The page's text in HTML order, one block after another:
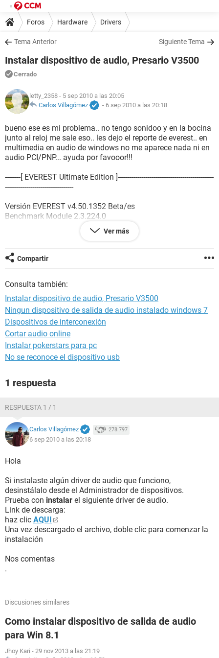
Foros Hardware Drivers
Tema Anterior Siguiente Tema
Instalar dispositivo de audio, Presario V3500
Cerrado
letty_2358 - 5 sep 2010 a las 20:05
Carlos Villagómez
- 6 sep 2010 a las 20:18
bueno ese es mi problema.. no tengo sonidoo y en la bocina
junto al reloj me sale eso.. les dejo el reporte de everest.. en
multimedia en audio de windows no me aparece nada ni en
audio PCI/PNP... ayuda por favooor!!!
--------[ EVEREST Ultimate Edition ]-------------------------------------------------
-----------------------------------
Versión EVEREST v4.50.1352 Beta/es
Benchmark Module 2.3.224.0
http://www.lavalys.com/
Tipo de informe Asistente de informes
Generador Administrador
Sistema operativo Microsoft Windows Vista Ultimate
Fecha 2010-09-05
Hora 10:35
--------[ Resumen ]------------------------------------------------------------------------------
-----------------------
Ordenador:
Tipo de ordenador Equipo basado en ACPI x86 (Mobile)
Service Pack del Sistema Operativo -
Nombre del sistema WIN-ATJKMPDUFPB
Nombre de usuario Administrador
Nombre de dominio WIN-ATJKMPDUFPB
Fecha / Hora 2010-09-05 / 10:35
Placa base:
200) 3600+
Nombre de la Placa Base Wistron 30D6
Chipset de la Placa Base nVIDIA nForce 7150M-630M, AMD
Hammer
Memoria del Sistema 960 MB (DDR2 SDRAM)
Tipo de BIOS Phoenix (09/13/07)
Tarjeta gráfica NVIDIA GeForce 7150M / nForce 630M (64
MB)
Acelerador 3D nVIDIA GeForce 7150M
Monitor LG Philips LP141WX3-TLB4 [14.1" LCD]
Almacenamiento:
Controlador IDE Controladora estándar PCI IDE de doble
canal
Ver más
Compartir
Consulta también:
Instalar dispositivo de audio, Presario V3500
Ningun dispositivo de salida de audio instalado windows 7
Dispositivos de interconexión
Cortar audio online
Instalar pokerstars para pc
No se reconoce el dispositivo usb
1 respuesta
RESPUESTA 1 / 1
Carlos Villagómez 278.797
6 sep 2010 a las 20:18
Hola
Si instalaste algún driver de audio que funciono,
desinstálalo desde el Administrador de dispositivos.
Prueba con instalar el siguiente driver de audio.
Link de descarga:
haz clic AQUI
Una vez descargado el archivo, doble clic para comenzar la
instalación
Nos comentas
.
Discusiones similares
Como instalar dispositivo de salida de audio
para Win 8.1
Jhoy Kari - 29 nov 2013 a las 21:19